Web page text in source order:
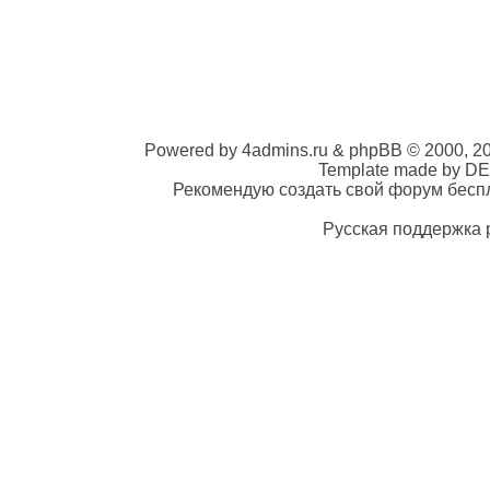
Powered by 4admins.ru & phpBB © 2000,
Template made by
Рекомендую создать свой форум
Русская поддержка